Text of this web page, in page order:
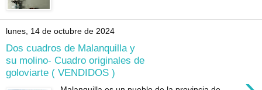
lunes, 14 de octubre de 2024
Dos cuadros de Malanquilla y
su molino- Cuadro originales de
goloviarte ( VENDIDOS )